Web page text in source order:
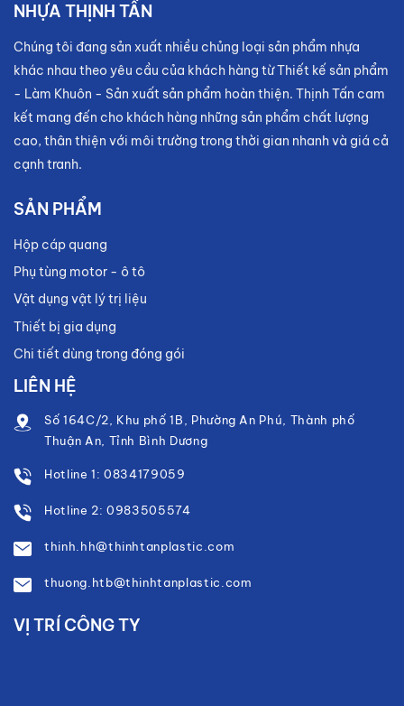
NHỰA THỊNH TẤN
Chúng tôi đang sản xuất nhiều chủng loại sản phẩm nhựa
khác nhau theo yêu cầu của khách hàng từ Thiết kế sản phẩm
- Làm Khuôn - Sản xuất sản phẩm hoàn thiện. Thịnh Tấn cam
kết mang đến cho khách hàng những sản phẩm chất lượng
cao, thân thiện với môi trường trong thời gian nhanh và giá cả
cạnh tranh.
SẢN PHẨM
Hộp cáp quang
Phụ tùng motor - ô tô
Vật dụng vật lý trị liệu
Thiết bị gia dụng
Chi tiết dùng trong đóng gói
LIÊN HỆ
Số 164C/2, Khu phố 1B, Phường An Phú, Thành phố
Thuận An, Tỉnh Bình Dương
Hotline 1: 0834179059
Hotline 2: 0983505574
thinh.hh@thinhtanplastic.com
thuong.htb@thinhtanplastic.com
VỊ TRÍ CÔNG TY